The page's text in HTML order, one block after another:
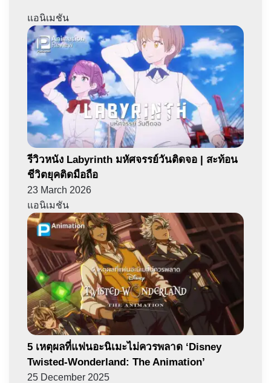
แอนิเมชัน
รีวิวหนัง Labyrinth มหัศจรรย์วันติดจอ | สะท้อน
ชีวิตยุคติดมือถือ
23 March 2026
แอนิเมชัน
5 เหตุผลที่แฟนอะนิเมะไม่ควรพลาด ‘Disney
Twisted-Wonderland: The Animation’
25 December 2025